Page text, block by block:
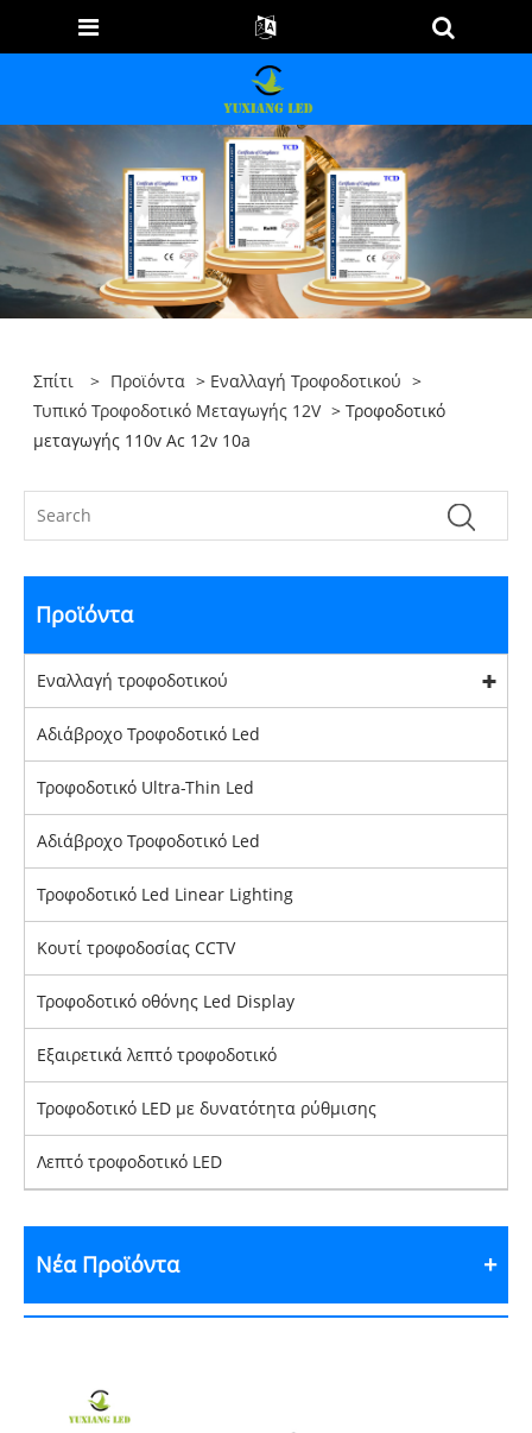
Σπίτι > Προϊόντα > Εναλλαγή Τροφοδοτικού >
Τυπικό Τροφοδοτικό Μεταγωγής 12V > Τροφοδοτικό
μεταγωγής 110v Ac 12v 10a
Προϊόντα
Εναλλαγή τροφοδοτικού
Αδιάβροχο Τροφοδοτικό Led
Τροφοδοτικό Ultra-Thin Led
Αδιάβροχο Τροφοδοτικό Led
Τροφοδοτικό Led Linear Lighting
Κουτί τροφοδοσίας CCTV
Τροφοδοτικό οθόνης Led Display
Εξαιρετικά λεπτό τροφοδοτικό
Τροφοδοτικό LED με δυνατότητα ρύθμισης
Λεπτό τροφοδοτικό LED
Νέα Προϊόντα